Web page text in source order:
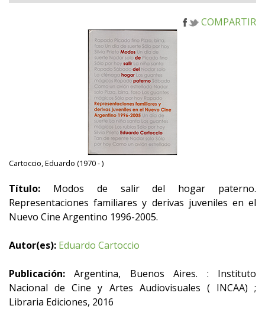
COMPARTIR
Cartoccio, Eduardo (1970 - )
Título: Modos de salir del hogar paterno.
Representaciones familiares y derivas juveniles en el
Nuevo Cine Argentino 1996-2005.
Autor(es): Eduardo Cartoccio
Publicación: Argentina, Buenos Aires. : Instituto
Nacional de Cine y Artes Audiovisuales ( INCAA) ;
Libraria Ediciones, 2016